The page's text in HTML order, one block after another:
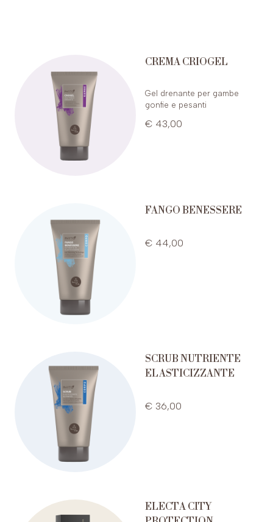
CREMA CRIOGEL
Gel drenante per gambe
gonfie e pesanti
€ 43,00
FANGO BENESSERE
€ 44,00
SCRUB NUTRIENTE
ELASTICIZZANTE
€ 36,00
ELECTA CITY